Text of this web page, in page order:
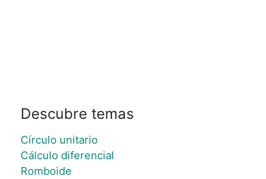
Descubre temas
Círculo unitario
Cálculo diferencial
Romboide